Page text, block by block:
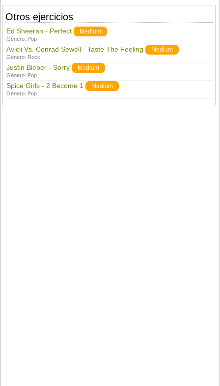
Otros ejercicios
Ed Sheeran - Perfect Medium
Género: Pop
Avicii Vs. Conrad Sewell - Taste The Feeling Medium
Género: Rock
Justin Bieber - Sorry Medium
Género: Pop
Spice Girls - 2 Become 1 Medium
Género: Pop